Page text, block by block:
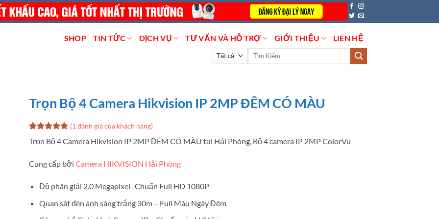
SHOP TIN TỨC DỊCH VỤ TƯ VẤN VÀ HỖ TRỢ GIỚI THIỆU LIÊN HỆ
Tìm
Trọn Bộ 4 Camera Hikvision IP 2MP ĐÊM CÓ MÀU
5trên 5
dựa trên
1
(1 đánh giá của khách hàng)
Trọn Bộ 4 Camera Hikvision IP 2MP ĐÊM CÓ MÀU tại Hải Phòng, Bộ 4 camera IP 2MP ColorVu
Cung cấp bởi Camera HIKVISION Hải Phòng
Độ phân giải 2.0 Megapixel- Chuẩn Full HD 1080P
Quan sát đèn ánh sáng trắng 30m – Full Màu Ngày Đêm